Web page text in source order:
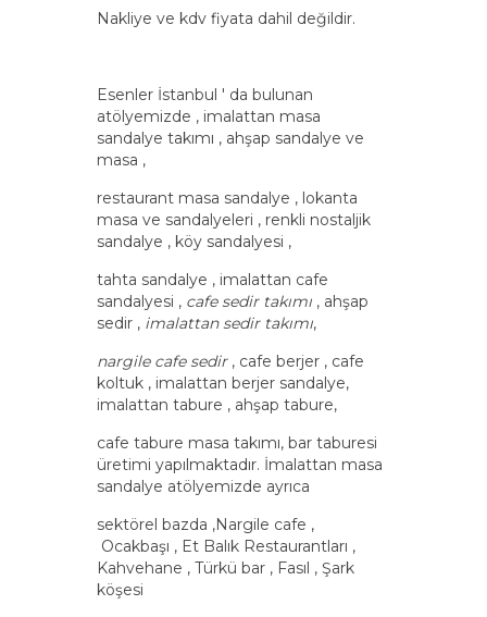
Nakliye ve kdv fiyata dahil değildir.
Esenler İstanbul ' da bulunan
atölyemizde , imalattan masa
sandalye takımı , ahşap sandalye ve
masa ,
restaurant masa sandalye , lokanta
masa ve sandalyeleri , renkli nostaljik
sandalye , köy sandalyesi ,
tahta sandalye , imalattan cafe
sandalyesi , cafe sedir takımı , ahşap
sedir , imalattan sedir takımı,
nargile cafe sedir, cafe berjer , cafe
koltuk , imalattan berjer sandalye,
imalattan tabure , ahşap tabure,
cafe tabure masa takımı, bar taburesi
üretimi yapılmaktadır. İmalattan masa
sandalye atölyemizde ayrıca
sektörel bazda ,Nargile cafe ,
Ocakbaşı , Et Balık Restaurantları ,
Kahvehane , Türkü bar , Fasıl , Şark
köşesi